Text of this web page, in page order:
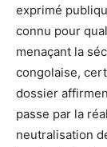
exprimé
connu pour
menaçant la
congolaise,
dossier
passe par la
neutralisation